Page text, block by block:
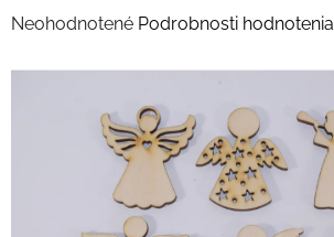
Priemerné
hviezdičiek.
Neohodnotené Podrobnosti hodnotenia